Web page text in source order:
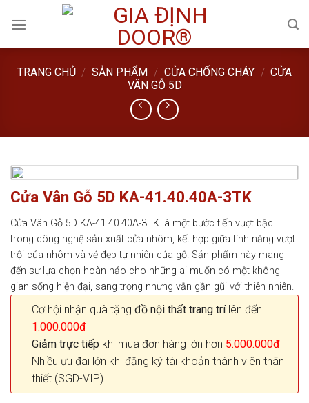
TRANG CHỦ / SẢN PHẨM / CỬA CHỐNG CHÁY / CỬA
VÂN GỖ 5D
Cửa Vân Gỗ 5D KA-41.40.40A-3TK
Cửa Vân Gỗ 5D KA-41.40.40A-3TK là một bước tiến vượt bậc
trong công nghệ sản xuất cửa nhôm, kết hợp giữa tính năng vượt
trội của nhôm và vẻ đẹp tự nhiên của gỗ. Sản phẩm này mang
đến sự lựa chọn hoàn hảo cho những ai muốn có một không
gian sống hiện đại, sang trọng nhưng vẫn gần gũi với thiên nhiên.
Cơ hội nhận quà tặng đồ nội thất trang trílên đến
1.000.000đ
Giảm trực tiếp khi mua đơn hàng lớn hơn 5.000.000đ
Nhiều ưu đãi lớn khi đăng ký tài khoản thành viên thân
thiết (SGD-VIP)